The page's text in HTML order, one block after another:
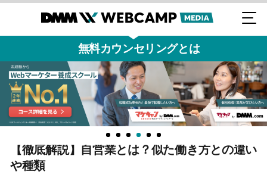
無料カウンセリングとは
【徹底解説】自営業とは？似た働き方との違い
や種類